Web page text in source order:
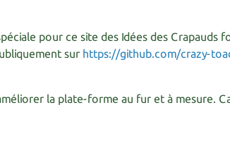
pour ce site des Idées des Crapauds
sur https://github.com/crazy-
la plate-forme au fur et à mesure.